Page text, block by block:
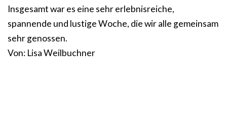
Insgesamt war es eine sehr erlebnisreiche,
spannende und lustige Woche, die wir alle gemeinsam
sehr genossen.
Von: Lisa Weilbuchner